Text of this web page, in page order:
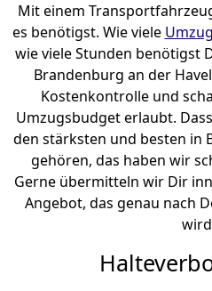
Mit einem
es benötigst. Wie viele
wie viele Stunden benötigst
Brandenburg an der
Kostenkontrolle und
Umzugsbudget erlaubt.
den stärksten und besten in
gehören, das haben wir
Gerne übermitteln wir Dir
Angebot, das genau nach